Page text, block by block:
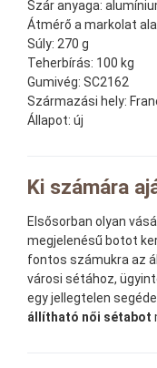
Szár anyaga:
Átmérő a markolat
Súly: 270 g
Teherbírás: 100 kg
Gumivég: SC2162
Származási hely:
Állapot: új
Ki számára
Elsősorban olyan
megjelenésű botot
fontos számukra az
városi sétához,
egy jellegtelen
állítható női sétabot